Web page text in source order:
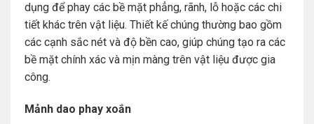
dụng để phay các bề mặt phẳng, rãnh, lỗ hoặc các chi
tiết khác trên vật liệu. Thiết kế chúng thường bao gồm
các cạnh sắc nét và độ bền cao, giúp chúng tạo ra các
bề mặt chính xác và mịn màng trên vật liệu được gia
công.
Mảnh dao phay xoắn